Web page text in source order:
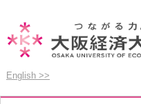
English >>